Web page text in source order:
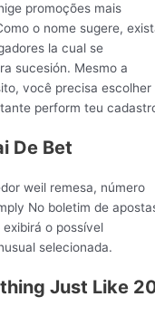
promoções mais
o nome sugere,
la cual se
sucesión. Mesmo a
você precisa escolher
perform teu
De Bet
weil remesa, número
No boletim de
o possível
selecionada.
Just Like